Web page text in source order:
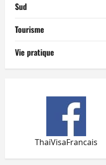
Sud
Tourisme
Vie pratique
ThaiVisaFrancais